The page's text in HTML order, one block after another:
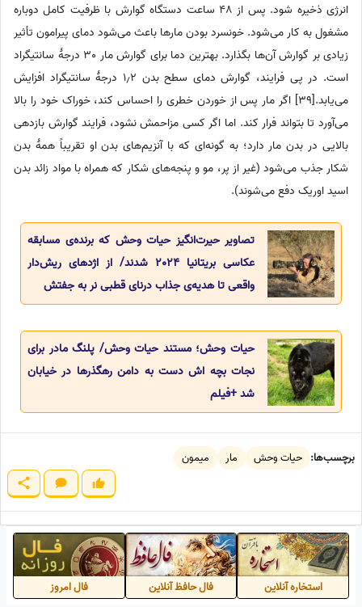
انرژی ذخیره شود. پس از 48 ساعت دستگاه گوارش با ظرفیت کامل دوباره
مشغول به کار می‌شود. خونسرد بودن مارها باعث می‌شود دمای پیرامون تأثیر
زیادی بر گوارش آن‌ها بگذارد. بهترین دما برای گوارش مار 30 درجهٔ سانتیگراد
است. در پی فرایند، گوارش دمای سطح بدن 1٫2 درجهٔ سانتیگراد افزایش
می‌یابد.[39] اگر مار پس از خوردن خطری را احساس کند، خوراک خود را بالا
می‌آورد تا بتواند فرار کند. اما اگر کسی مزاحمش نشود، فرایند گوارش بازدهی
بالایی در بدن مار دارد؛ به گونه‌ای که با آنزیم‌های بدن او تقریباً همهٔ بدن
شکار جذب می‌شود (غیر از پر، مو و پنجه‌های شکار که همراه با مواد زائد بدن
اسید اوریک دفع می‌شوند).
تصاویر حیرت‌انگیز حیات وحش که برنده‌ی مسابقه
عکاسی بریتانیا 2024 شدند/ از اژدهای ریش‌دار
واقعی تا هدیه‌ی جذاب درنای قطبی نر به جفتش
حیات وحش؛ مستند حیات وحش/ پلنگ مادر برای
نجات بچه اش دست به دامن رهگذرها در خیابان
شد +فیلم
برچسب‌ها: حیات وحش مار میمون
استخاره آنلاین فال حافظ آنلاین فال امروز